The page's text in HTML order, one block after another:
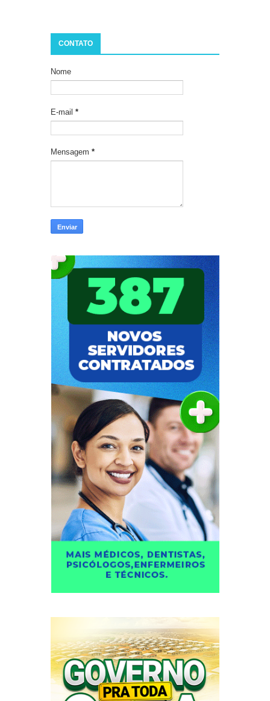
CONTATO
Nome
E-mail *
Mensagem *